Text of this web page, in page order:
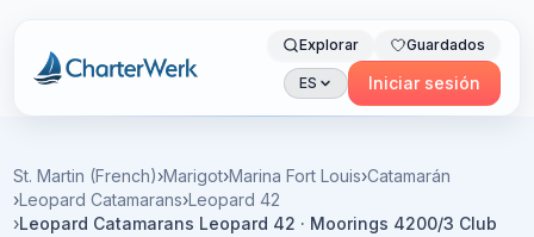
Charterwerk
Explorar Guardados
ES Iniciar sesión
St. Martin (French)›Marigot›Marina Fort Louis›Catamarán
›Leopard Catamarans›Leopard 42
›Leopard Catamarans Leopard 42 · Moorings 4200/3 Club